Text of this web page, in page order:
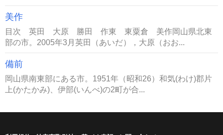
美作
目次 英田 大原 勝田 作東 東粟倉 美作岡山県北東
部の市。2005年3月英田（あいだ），大原（おお...
備前
岡山県南東部にある市。1951年（昭和26）和気(わけ)郡片
上(かたかみ)、伊部(いんべ)の2町が合...